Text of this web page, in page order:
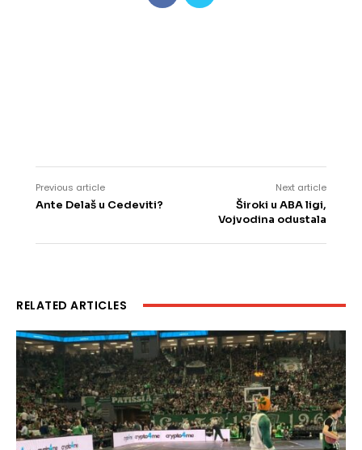
Previous article
Ante Delaš u Cedeviti?
Next article
Široki u ABA ligi,
Vojvodina odustala
RELATED ARTICLES